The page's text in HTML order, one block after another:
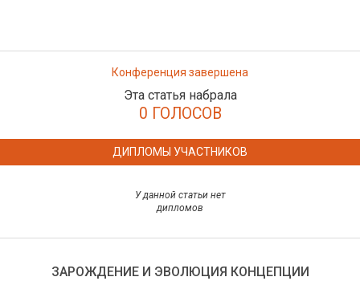
Конференция завершена
Эта статья набрала
0 ГОЛОСОВ
ДИПЛОМЫ УЧАСТНИКОВ
У данной статьи нет
дипломов
ЗАРОЖДЕНИЕ И ЭВОЛЮЦИЯ КОНЦЕПЦИИ